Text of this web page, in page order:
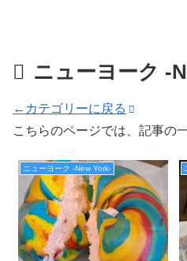
ニューヨーク -
←カテゴリーに戻る
こちらのページでは、記事の
ニューヨーク -New York-